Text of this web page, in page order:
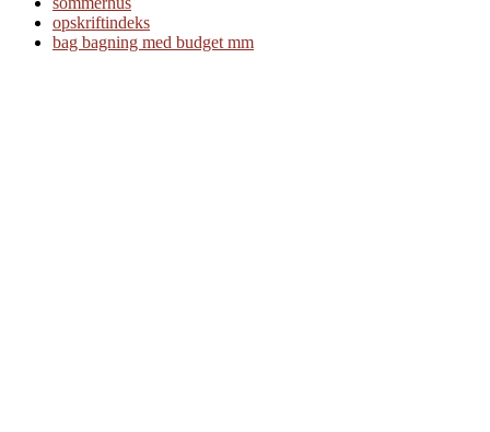
opskriftindeks
bag bagning med budget mm